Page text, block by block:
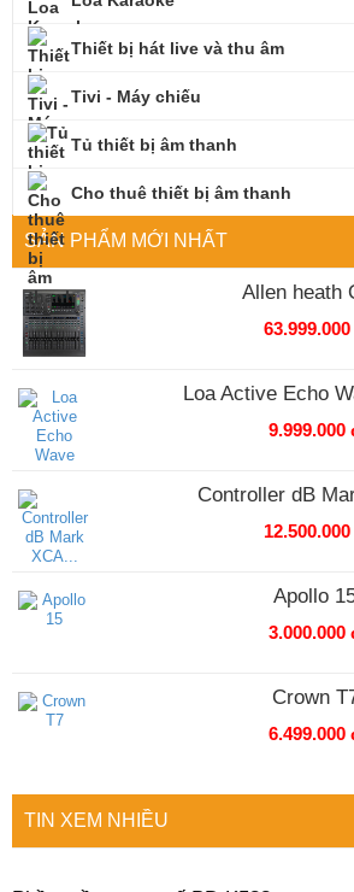
Thiết bị hát live và thu âm
Tivi - Máy chiếu
Tủ thiết bị âm thanh
Cho thuê thiết bị âm thanh
SẢN PHẨM MỚI NHẤT
Allen heath
Loa Active Echo
9.999.000
Controller dB
Apollo
3.000.000
Crown
6.499.000
TIN XEM NHIỀU